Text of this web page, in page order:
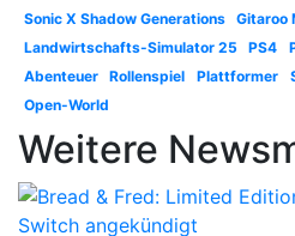
Sonic X Shadow Generations
Gitaroo
Landwirtschafts-Simulator 25
PS4
Abenteuer
Rollenspiel Plattformer
Open-World
Weitere